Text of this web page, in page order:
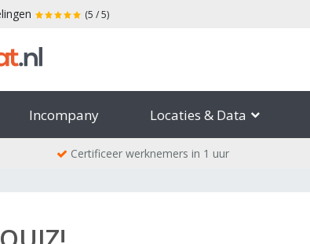
(5 / 5)
Incompany Locaties & Data
Certificeer werknemers in 1 uur